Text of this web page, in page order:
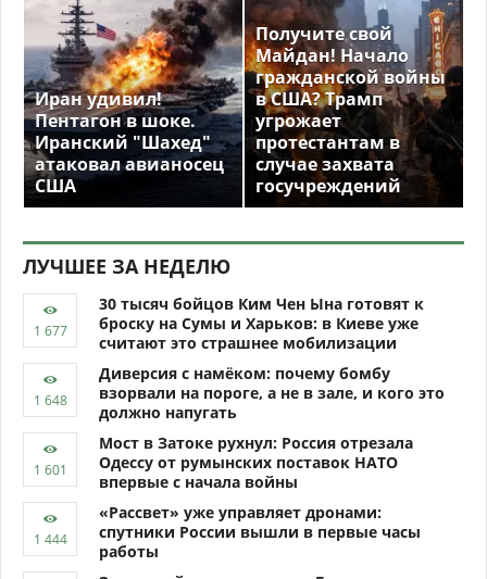
Иран удивил!
Пентагон в шоке.
Иранский "Шахед"
атаковал авианосец
США
Получите свой
Майдан! Начало
гражданской войны
в США? Трамп
угрожает
протестантам в
случае захвата
госучреждений
ЛУЧШЕЕ ЗА НЕДЕЛЮ
30 тысяч бойцов Ким Чен Ына готовят к
броску на Сумы и Харьков: в Киеве уже
считают это страшнее мобилизации
Диверсия с намёком: почему бомбу
взорвали на пороге, а не в зале, и кого это
должно напугать
Мост в Затоке рухнул: Россия отрезала
Одессу от румынских поставок НАТО
впервые с начала войны
«Рассвет» уже управляет дронами:
спутники России вышли в первые часы
работы